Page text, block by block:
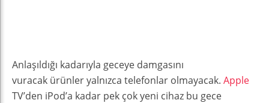
Anlaşıldığı kadarıyla geceye damgasını
vuracak ürünler yalnızca telefonlar olmayacak. Apple
TV’den iPod’a kadar pek çok yeni cihaz bu gece